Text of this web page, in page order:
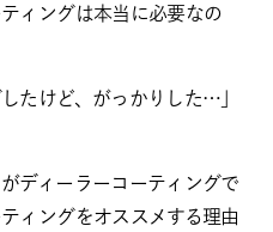
ィングは本当に必要なの
たけど、がっかりした…」
ディーラーコーティングで
ィングをオススメする理由